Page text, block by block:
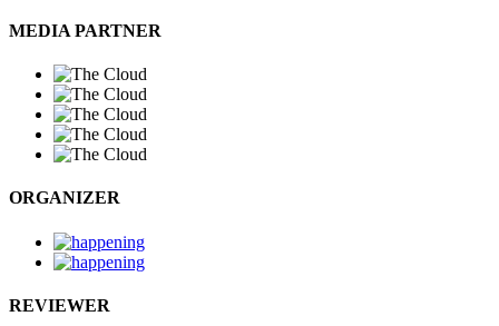
MEDIA PARTNER
ORGANIZER
REVIEWER